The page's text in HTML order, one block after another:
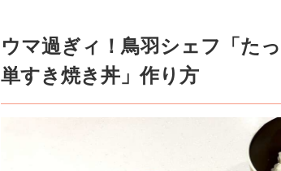
ウマ過ぎィ！鳥羽シェフ「た
単すき焼き丼」作り方